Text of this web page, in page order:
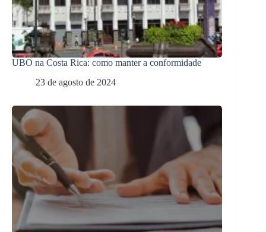
UBO na Costa Rica: como manter a conformidade
23 de agosto de 2024